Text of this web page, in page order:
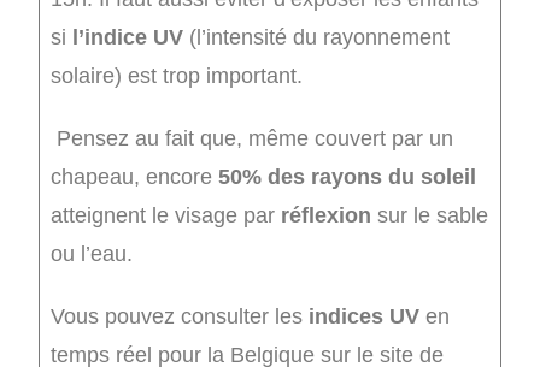
si l’indice UV (l’intensité du rayonnement
solaire) est trop important.
Pensez au fait que, même couvert par un
chapeau, encore50% des rayons du soleil
atteignent le visage par réflexion sur le sable
ou l’eau.
Vous pouvez consulter les indices UV en
temps réel pour la Belgique sur le site de